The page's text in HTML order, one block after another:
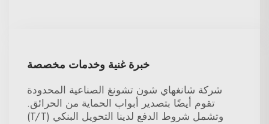
خبرة غنية وخدمات مخصصة
شركة شانغهاي شون تشونغ الصناعية المحدودة
تقوم أيضًا بتصدير أبواب الحماية من الحرائق.
وتشمل شروط الدفع لدينا التحويل البنكي (T/T)